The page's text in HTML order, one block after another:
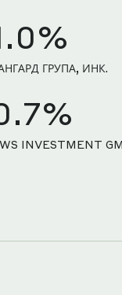
ГРУПА, ИНК.
INVESTMENT